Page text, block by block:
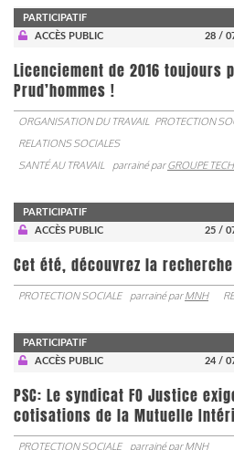
PARTICIPATIF
ACCÈS PUBLIC
28 /
Licenciement de 2016 toujours
Prud’hommes !
ORGANISATION DU TRAVAIL PROTECTION
RELATIONS SOCIALES
SANTÉ AU TRAVAIL
parrainé parGROUPE
PARTICIPATIF
ACCÈS PUBLIC
25 /
Cet été, découvrez la
PROTECTION SOCIALE parrainé parMNH
PARTICIPATIF
ACCÈS PUBLIC
24 /
PSC: Le syndicat FO Justice
cotisations de la Mutuelle
PROTECTION SOCIALE parrainé parMNH